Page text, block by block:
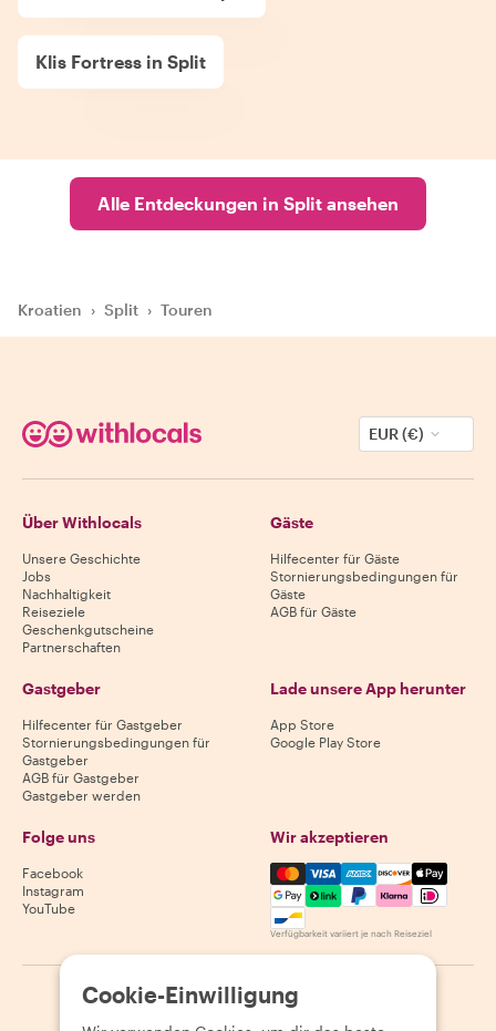
Klis Fortress in Split
Alle Entdeckungen in Split ansehen
Kroatien › Split › Touren
EUR (€)
Über Withlocals
Unsere Geschichte
Jobs
Nachhaltigkeit
Reiseziele
Geschenkgutscheine
Partnerschaften
Gäste
Hilfecenter für Gäste
Stornierungsbedingungen für
Gäste
AGB für Gäste
Gastgeber
Hilfecenter für Gastgeber
Stornierungsbedingungen für
Gastgeber
AGB für Gastgeber
Gastgeber werden
Lade unsere App herunter
App Store
Google Play Store
Folge uns
Facebook
Instagram
YouTube
Wir akzeptieren
Mastercard, Visa, Amex,
Verfügbarkeit variiert je nach Reiseziel
2026 Withlocals.com | Datenschutzerklärung
Seitenübersicht
Cookie-Einwilligung